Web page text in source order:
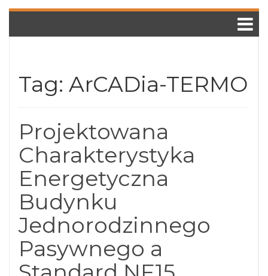
Tag: ArCADia-TERMO
Projektowana
Charakterystyka
Energetyczna
Budynku
Jednorodzinnego
Pasywnego a